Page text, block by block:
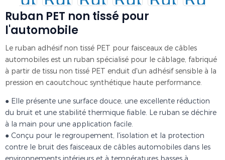
Ruban PET non tissé pour
l'automobile
Le ruban adhésif non tissé PET pour faisceaux de câbles
automobiles est un ruban spécialisé pour le câblage, fabriqué
à partir de tissu non tissé PET enduit d'un adhésif sensible à la
pression en caoutchouc synthétique haute performance.
● Elle présente une surface douce, une excellente réduction
du bruit et une stabilité thermique fiable. Le ruban se déchire
à la main pour une application facile.
● Conçu pour le regroupement, l'isolation et la protection
contre le bruit des faisceaux de câbles automobiles dans les